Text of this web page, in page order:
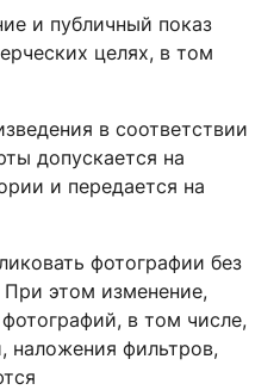
и публичный показ
целях, в том
в соответствии
допускается на
и передается на
фотографии без
При этом изменение,
в том числе,
наложения фильтров,